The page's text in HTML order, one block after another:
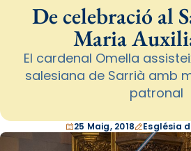
De celebració al
Maria
El cardenal Omella
salesiana de Sarrià amb
patronal
25 Maig, 2018 Església